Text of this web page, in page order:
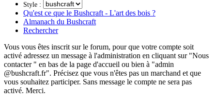
Style :
Qu'est ce que le Bushcraft - L'art des bois ?
Almanach du Bushcraft
Rechercher
Vous vous êtes inscrit sur le forum, pour que votre compte soit
activé adressez un message à l'administration en cliquant sur "Nous
contacter " en bas de la page d'accueil ou bien à "admin
@bushcraft.fr". Précisez que vous n'êtes pas un marchand et que
vous souhaitez participer. Sans message le compte ne sera pas
activé. Merci.